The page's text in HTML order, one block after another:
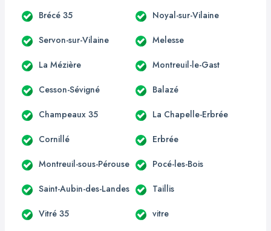
Brécé 35 Noyal-sur-Vilaine
Servon-sur-Vilaine Melesse
La Mézière Montreuil-le-Gast
Cesson-Sévigné Balazé
Champeaux 35 La Chapelle-Erbrée
Cornillé Erbrée
Montreuil-sous-Pérouse Pocé-les-Bois
Saint-Aubin-des-Landes Taillis
Vitré 35 vitre